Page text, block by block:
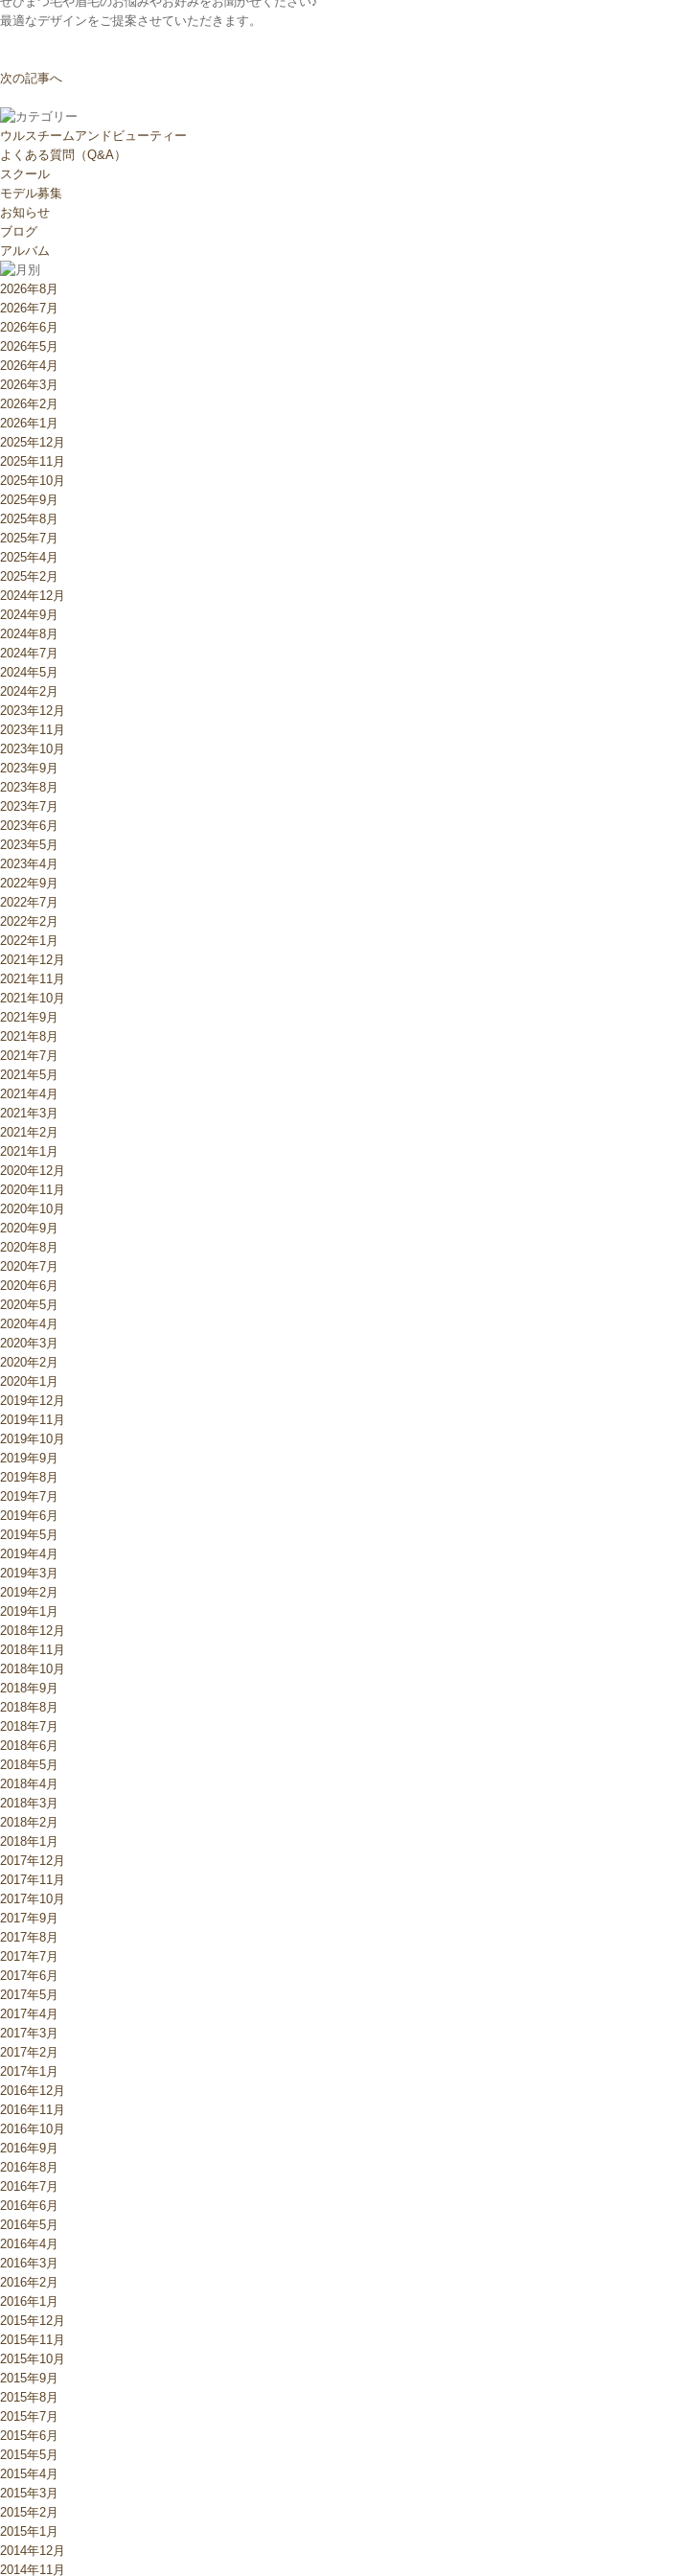
最適なデザインをご提案させていただきます。
次の記事へ
ウルスチームアンドビューティー
よくある質問（Q&A）
スクール
モデル募集
お知らせ
ブログ
アルバム
2026年8月
2026年7月
2026年6月
2026年5月
2026年4月
2026年3月
2026年2月
2026年1月
2025年12月
2025年11月
2025年10月
2025年9月
2025年8月
2025年7月
2025年4月
2025年2月
2024年12月
2024年9月
2024年8月
2024年7月
2024年5月
2024年2月
2023年12月
2023年11月
2023年10月
2023年9月
2023年8月
2023年7月
2023年6月
2023年5月
2023年4月
2022年9月
2022年7月
2022年2月
2022年1月
2021年12月
2021年11月
2021年10月
2021年9月
2021年8月
2021年7月
2021年5月
2021年4月
2021年3月
2021年2月
2021年1月
2020年12月
2020年11月
2020年10月
2020年9月
2020年8月
2020年7月
2020年6月
2020年5月
2020年4月
2020年3月
2020年2月
2020年1月
2019年12月
2019年11月
2019年10月
2019年9月
2019年8月
2019年7月
2019年6月
2019年5月
2019年4月
2019年3月
2019年2月
2019年1月
2018年12月
2018年11月
2018年10月
2018年9月
2018年8月
2018年7月
2018年6月
2018年5月
2018年4月
2018年3月
2018年2月
2018年1月
2017年12月
2017年11月
2017年10月
2017年9月
2017年8月
2017年7月
2017年6月
2017年5月
2017年4月
2017年3月
2017年2月
2017年1月
2016年12月
2016年11月
2016年10月
2016年9月
2016年8月
2016年7月
2016年6月
2016年5月
2016年4月
2016年3月
2016年2月
2016年1月
2015年12月
2015年11月
2015年10月
2015年9月
2015年8月
2015年7月
2015年6月
2015年5月
2015年4月
2015年3月
2015年2月
2015年1月
2014年12月
2014年11月